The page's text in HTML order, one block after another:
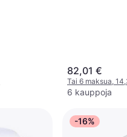
82,01 €
Tai 6 maksua,
6 kauppoja
-16%